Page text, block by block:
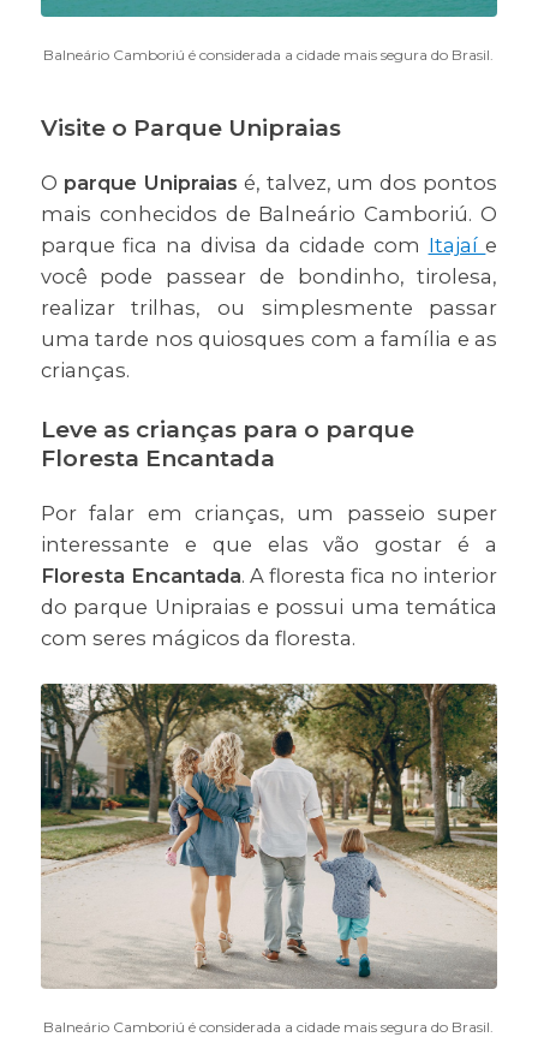
Balneário Camboriú é considerada a cidade mais segura do Brasil.
Visite o Parque Unipraias
O parque Unipraias é, talvez, um dos pontos
mais conhecidos de Balneário Camboriú. O
parque fica na divisa da cidade com Itajaíe
você pode passear de bondinho, tirolesa,
realizar trilhas, ou simplesmente passar
uma tarde nos quiosques com a família e as
crianças.
Leve as crianças para o parque
Floresta Encantada
Por falar em crianças, um passeio super
interessante e que elas vão gostar é a
Floresta Encantada. A floresta fica no interior
do parque Unipraias e possui uma temática
com seres mágicos da floresta.
Balneário Camboriú é considerada a cidade mais segura do Brasil.